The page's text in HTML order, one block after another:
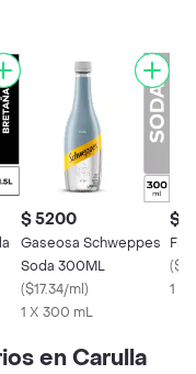
$ 5200
Gaseosa Schweppes
Soda 300ML
($17.34/ml)
1 X 300 mL
$
(
1 X
en Carulla